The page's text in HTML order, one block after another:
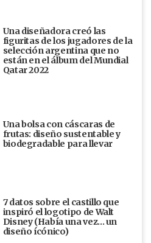
Una diseñadora creó las
figuritas de los jugadores de la
selección argentina que no
están en el álbum del Mundial
Qatar 2022
Una bolsa con cáscaras de
frutas: diseño sustentable y
biodegradable para llevar
7 datos sobre el castillo que
inspiró el logotipo de Walt
Disney (Había una vez... un
diseño ícónico)